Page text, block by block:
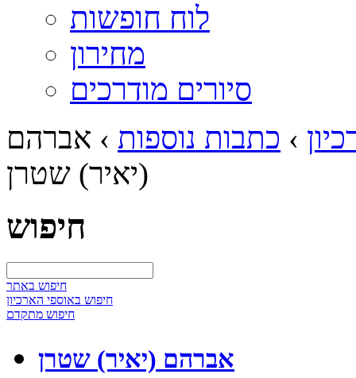
לוח חופשות
מחירון
סיורים מודרכים
› כתבות נוספות › אברהם
(יאיר) שטרן
חיפוש
חיפוש באתר
חיפוש באוספי הארכיון
חיפוש מתקדם
אברהם (יאיר) שטרן